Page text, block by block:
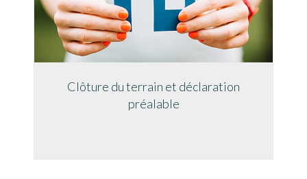
Clôture du terrain et déclaration
préalable